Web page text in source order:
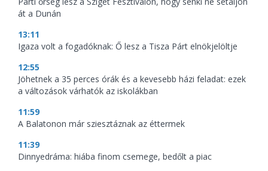
át a Dunán
13:11
Igaza volt a fogadóknak: Ő lesz a Tisza Párt elnökjelöltje
12:55
Jöhetnek a 35 perces órák és a kevesebb házi feladat: ezek
a változások várhatók az iskolákban
11:59
A Balatonon már sziesztáznak az éttermek
11:39
Dinnyedráma: hiába finom csemege, bedőlt a piac